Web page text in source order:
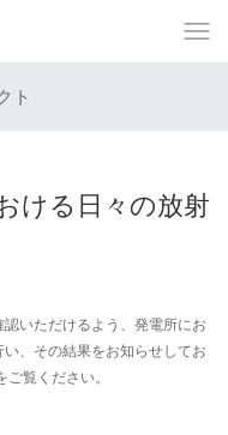
ト
ける日々の放射
いただけるよう、発電所にお
、その結果をお知らせしてお
ご覧ください。